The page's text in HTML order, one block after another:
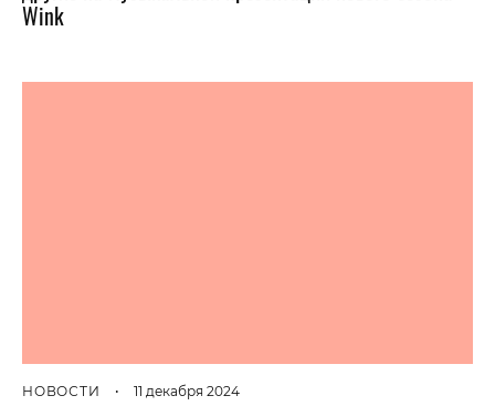
Wink
НОВОСТИ • 11 декабря 2024